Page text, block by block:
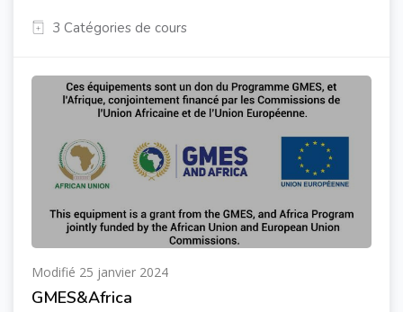
3 Catégories de cours
Modifié 25 janvier 2024
GMES&Africa